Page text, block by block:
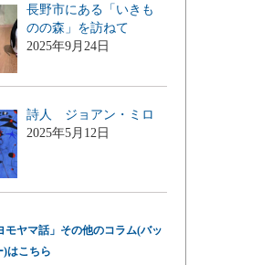
長野市にある「いきも
のの森」を訪ねて
2025年9月24日
詩人 ジョアン・ミロ
2025年5月12日
モヤマ話」その他のコラム(バッ
)はこちら